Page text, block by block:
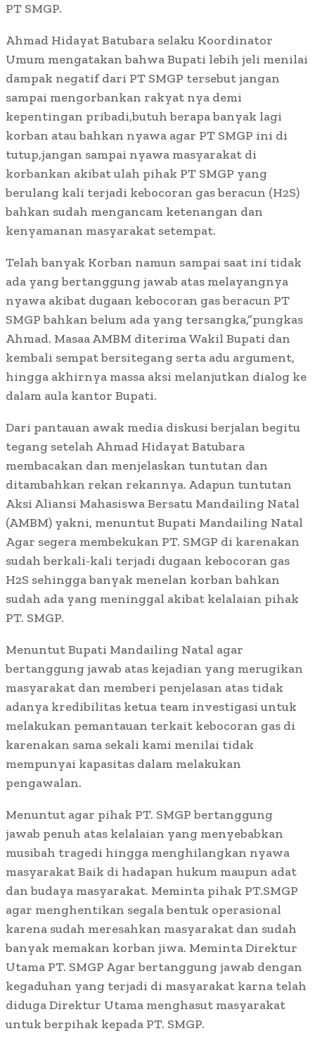
PT SMGP.
Ahmad Hidayat Batubara selaku Koordinator
Umum mengatakan bahwa Bupati lebih jeli menilai
dampak negatif dari PT SMGP tersebut jangan
sampai mengorbankan rakyat nya demi
kepentingan pribadi,butuh berapa banyak lagi
korban atau bahkan nyawa agar PT SMGP ini di
tutup,jangan sampai nyawa masyarakat di
korbankan akibat ulah pihak PT SMGP yang
berulang kali terjadi kebocoran gas beracun (H2S)
bahkan sudah mengancam ketenangan dan
kenyamanan masyarakat setempat.
Telah banyak Korban namun sampai saat ini tidak
ada yang bertanggung jawab atas melayangnya
nyawa akibat dugaan kebocoran gas beracun PT
SMGP bahkan belum ada yang tersangka,”pungkas
Ahmad. Masaa AMBM diterima Wakil Bupati dan
kembali sempat bersitegang serta adu argument,
hingga akhirnya massa aksi melanjutkan dialog ke
dalam aula kantor Bupati.
Dari pantauan awak media diskusi berjalan begitu
tegang setelah Ahmad Hidayat Batubara
membacakan dan menjelaskan tuntutan dan
ditambahkan rekan rekannya. Adapun tuntutan
Aksi Aliansi Mahasiswa Bersatu Mandailing Natal
(AMBM) yakni, menuntut Bupati Mandailing Natal
Agar segera membekukan PT. SMGP di karenakan
sudah berkali-kali terjadi dugaan kebocoran gas
H2S sehingga banyak menelan korban bahkan
sudah ada yang meninggal akibat kelalaian pihak
PT. SMGP.
Menuntut Bupati Mandailing Natal agar
bertanggung jawab atas kejadian yang merugikan
masyarakat dan memberi penjelasan atas tidak
adanya kredibilitas ketua team investigasi untuk
melakukan pemantauan terkait kebocoran gas di
karenakan sama sekali kami menilai tidak
mempunyai kapasitas dalam melakukan
pengawalan.
Menuntut agar pihak PT. SMGP bertanggung
jawab penuh atas kelalaian yang menyebabkan
musibah tragedi hingga menghilangkan nyawa
masyarakat Baik di hadapan hukum maupun adat
dan budaya masyarakat. Meminta pihak PT.SMGP
agar menghentikan segala bentuk operasional
karena sudah meresahkan masyarakat dan sudah
banyak memakan korban jiwa. Meminta Direktur
Utama PT. SMGP Agar bertanggung jawab dengan
kegaduhan yang terjadi di masyarakat karna telah
diduga Direktur Utama menghasut masyarakat
untuk berpihak kepada PT. SMGP.